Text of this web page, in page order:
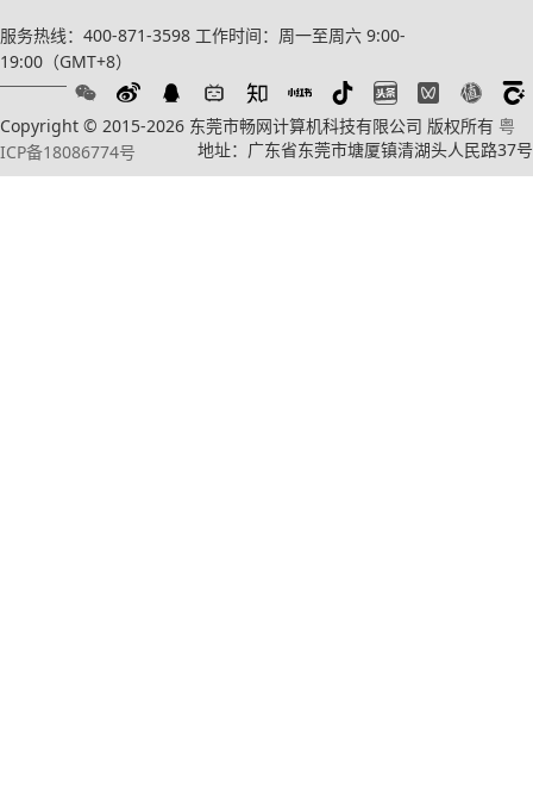
服务热线：400-871-3598 工作时间：周一至周六 9:00-
19:00（GMT+8）
Copyright © 2015-2026 东莞市畅网计算机科技有限公司 版权所有 粤
ICP备18086774号
地址：广东省东莞市塘厦镇清湖头人民路37号